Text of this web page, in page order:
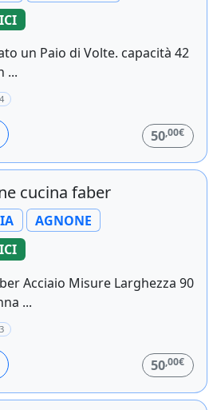
un Paio di Volte. capacità 42
...
50,00€
cucina faber
AGNONE
Acciaio Misure Larghezza 90
...
50,00€